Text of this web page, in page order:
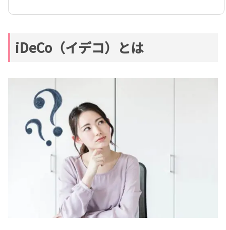
iDeCo（イデコ）とは